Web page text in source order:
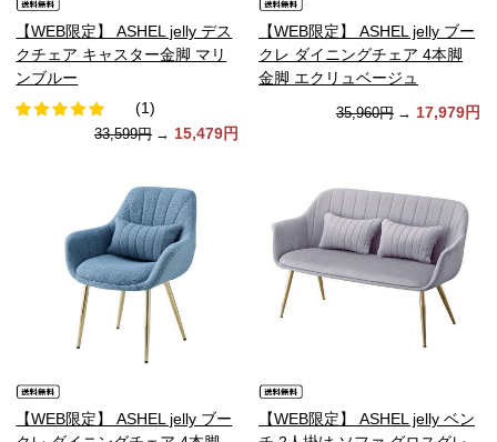
【WEB限定】 ASHEL jelly デス
クチェア キャスター金脚 マリ
ンブルー
(1)
33,599円 → 15,479円
【WEB限定】 ASHEL jelly ブー
クレ ダイニングチェア 4本脚
金脚 エクリュベージュ
35,960円 → 17,979円
【WEB限定】 ASHEL jelly ブー
【WEB限定】 ASHEL jelly ベン